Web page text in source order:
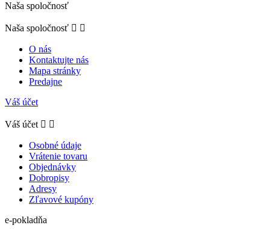
Naša spoločnosť
Naša spoločnosť  
O nás
Kontaktujte nás
Mapa stránky
Predajne
Váš účet
Váš účet  
Osobné údaje
Vrátenie tovaru
Objednávky
Dobropisy
Adresy
Zľavové kupóny
e-pokladňa